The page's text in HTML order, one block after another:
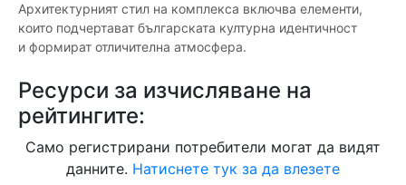
Архитектурният стил на комплекса включва елементи,
които подчертават българската културна идентичност
и формират отличителна атмосфера.
Ресурси за изчисляване на
рейтингите:
Само регистрирани потребители могат да видят
данните. Натиснете тук за да влезете